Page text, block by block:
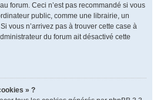
forum. Ceci n’est pas recommandé si vous
public, comme une librairie, un
vous n’arrivez pas à trouver cette case à
du forum ait désactivé cette
» ?